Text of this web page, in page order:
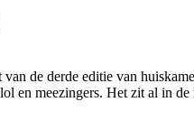
de derde editie van
en meezingers. Het zit al in